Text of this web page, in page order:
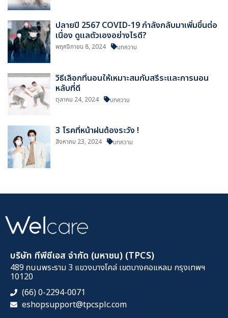
ปลายปี 2567 COVID-19 กำลังกลับมาเพิ่มขึ้นต่อ
เนื่อง ดูแลตัวเองอย่างไรดี?
พฤศจิกายน 8, 2024 บทความ
วิธีเลือกที่นอนให้เหมาะสมกับสรีระและการนอน
หลับที่ดี
ตุลาคม 24, 2024 บทความ
3 โรคที่หน้าฝนต้องระวัง !
สิงหาคม 23, 2024 บทความ
บริษัท ทีพีซีเอส จำกัด (มหาชน) (TPCS)
489 ถนนพระราม 3 แขวงบางโคล่ เขตบางคอแหลม กรุงเทพฯ
10120
(66) 0-2294-0071
eshopsupport@tpcsplc.com